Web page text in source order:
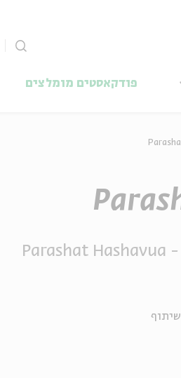
פודקאסטים מומלצים
Parashat Hashavua
שיתוף